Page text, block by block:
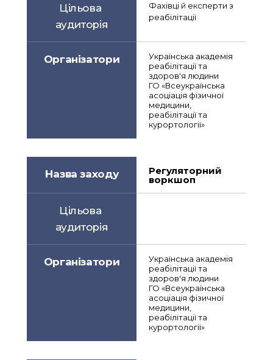
Цільова
аудиторія
Фахівці й експерти з
реабілітації
Організатори
Українська академія
реабілітації та
здоров'я людини
ГО «Всеукраїнська
асоціація фізичної
медицини,
реабілітації та
курортології»
Назва заходу Регуляторний
воркшоп
Цільова
аудиторія
Організатори
Українська академія
реабілітації та
здоров'я людини
ГО «Всеукраїнська
асоціація фізичної
медицини,
реабілітації та
курортології»